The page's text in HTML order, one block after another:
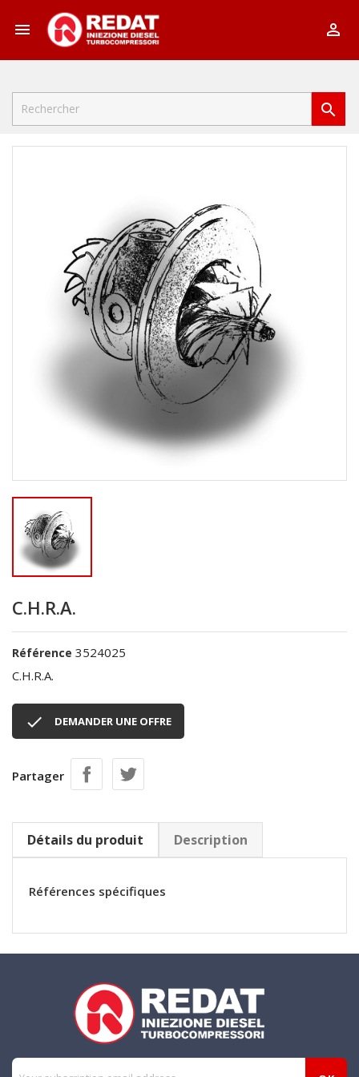
 

C.H.R.A.
Référence 3524025
C.H.R.A.
 DEMANDER UNE OFFRE
Partager
Détails du produit Description
Références spécifiques